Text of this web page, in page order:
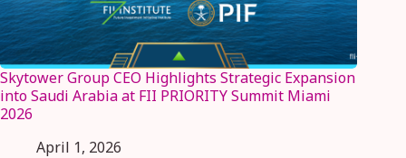
Skytower Group CEO Highlights Strategic Expansion
into Saudi Arabia at FII PRIORITY Summit Miami
2026
April 1, 2026